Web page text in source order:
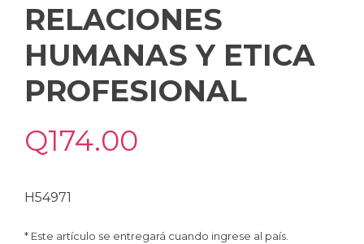
RELACIONES
HUMANAS Y ETICA
PROFESIONAL
Q174.00
H54971
* Este artículo se entregará cuando ingrese al país.